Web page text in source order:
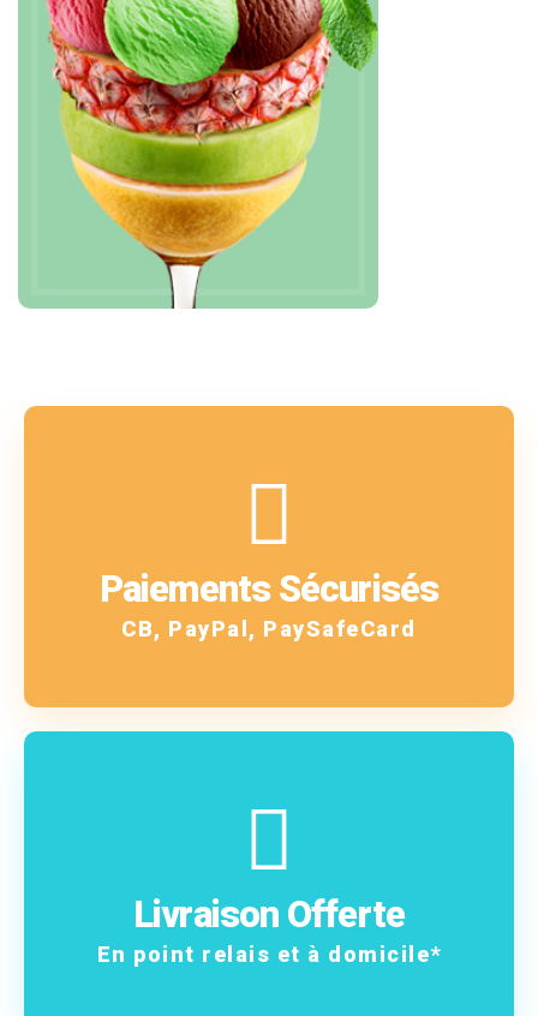
Paiements Sécurisés
CB, PayPal, PaySafeCard
Oui, nous les acceptons
!
Livraison Offerte
En point relais et à domicile*
Vos commandes sans
frais !